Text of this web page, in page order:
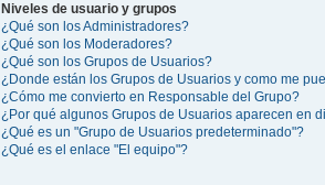
Niveles de usuario y grupos
¿Qué son los Administradores?
¿Qué son los Moderadores?
¿Qué son los Grupos de Usuarios?
¿Donde están los Grupos de Usuarios y como me
¿Cómo me convierto en Responsable del Grupo?
¿Por qué algunos Grupos de Usuarios aparecen en
¿Qué es un "Grupo de Usuarios predeterminado"?
¿Qué es el enlace "El equipo"?